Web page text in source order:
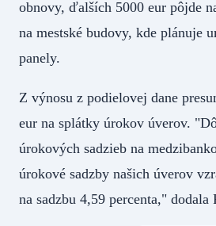
obnovy, ďalších 5000 eur pôjde
na mestské budovy, kde plánuje
panely.
Z výnosu z podielovej dane
eur na splátky úrokov úverov.
úrokových sadzieb na
úrokové sadzby našich úverov
na sadzbu 4,59 percenta," dodala